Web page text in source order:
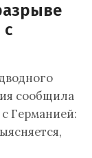
сообщила
Германией: